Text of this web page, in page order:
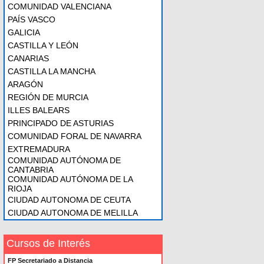
COMUNIDAD VALENCIANA
PAÍS VASCO
GALICIA
CASTILLA Y LEÓN
CANARIAS
CASTILLA LA MANCHA
ARAGÓN
REGIÓN DE MURCIA
ILLES BALEARS
PRINCIPADO DE ASTURIAS
COMUNIDAD FORAL DE NAVARRA
EXTREMADURA
COMUNIDAD AUTÓNOMA DE
CANTABRIA
COMUNIDAD AUTÓNOMA DE LA
RIOJA
CIUDAD AUTONOMA DE CEUTA
CIUDAD AUTONOMA DE MELILLA
Cursos de Interés
FP Secretariado a Distancia